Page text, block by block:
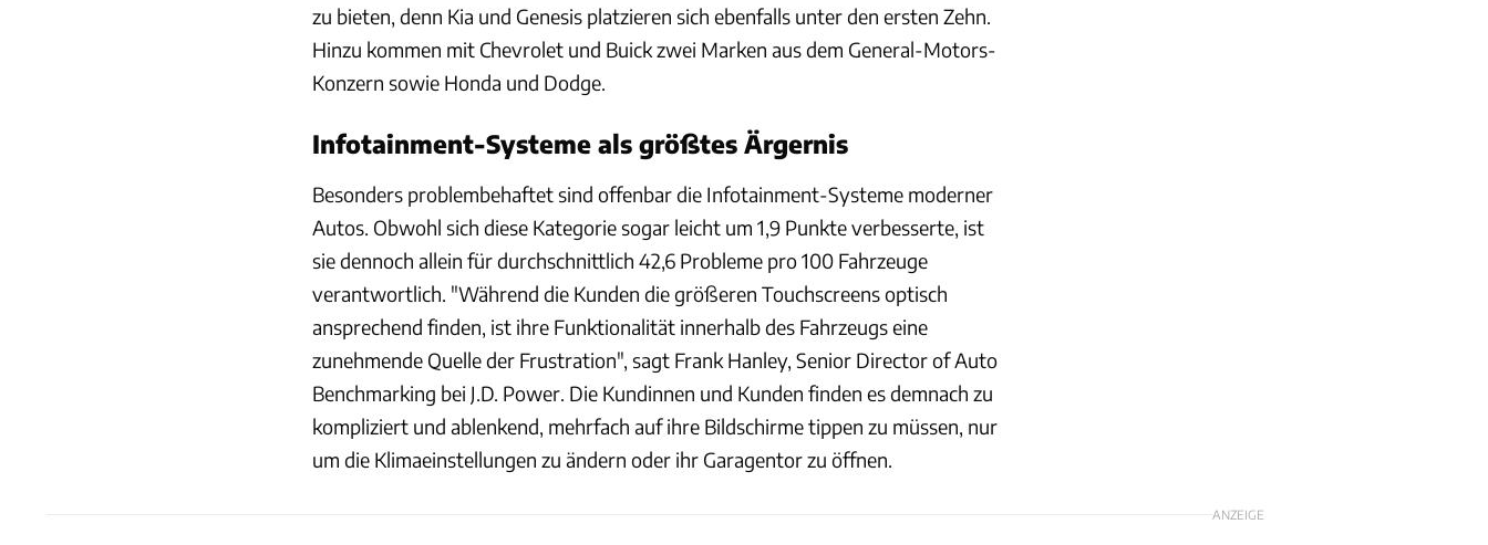
zu bieten, denn Kia und Genesis platzieren sich ebenfalls unter den ersten Zehn.
Hinzu kommen mit Chevrolet und Buick zwei Marken aus dem General-Motors-
Konzern sowie Honda und Dodge.
Infotainment-Systeme als größtes Ärgernis
Besonders problembehaftet sind offenbar die Infotainment-Systeme moderner
Autos. Obwohl sich diese Kategorie sogar leicht um 1,9 Punkte verbesserte, ist
sie dennoch allein für durchschnittlich 42,6 Probleme pro 100 Fahrzeuge
verantwortlich. "Während die Kunden die größeren Touchscreens optisch
ansprechend finden, ist ihre Funktionalität innerhalb des Fahrzeugs eine
zunehmende Quelle der Frustration", sagt Frank Hanley, Senior Director of Auto
Benchmarking bei J.D. Power. Die Kundinnen und Kunden finden es demnach zu
kompliziert und ablenkend, mehrfach auf ihre Bildschirme tippen zu müssen, nur
um die Klimaeinstellungen zu ändern oder ihr Garagentor zu öffnen.
ANZEIGE